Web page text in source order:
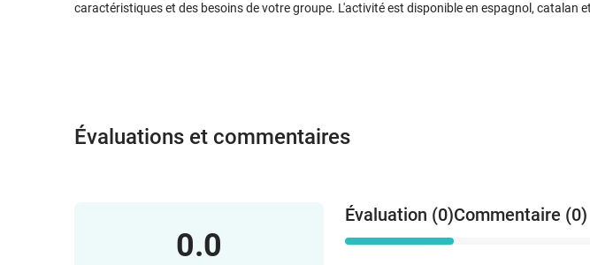
caractéristiques et des besoins de votre groupe. L'activité est disponible en espagnol, catalan
Évaluations et commentaires
0.0
Évaluation (0)Commentaire (0)